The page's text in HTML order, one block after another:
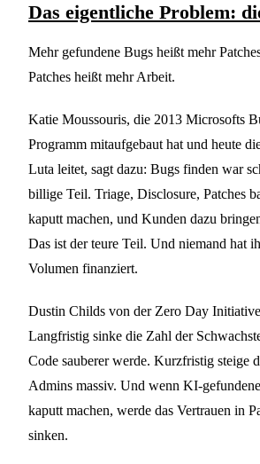
Das eigentliche Problem:
Mehr gefundene Bugs heißt mehr
Patches heißt mehr Arbeit.
Katie Moussouris, die 2013 Microsofts
Programm mitaufgebaut hat und heute
Luta leitet, sagt dazu: Bugs finden war
billige Teil. Triage, Disclosure, Patches
kaputt machen, und Kunden dazu
Das ist der teure Teil. Und niemand hat
Volumen finanziert.
Dustin Childs von der Zero Day
Langfristig sinke die Zahl der
Code sauberer werde. Kurzfristig steige
Admins massiv. Und wenn KI-
kaputt machen, werde das Vertrauen in
sinken.